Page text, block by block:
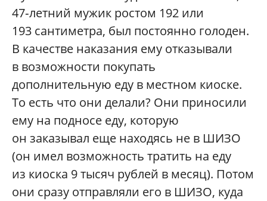
47‑летний мужик ростом 192 или
193 сантиметра, был постоянно голоден.
В качестве наказания ему отказывали
в возможности покупать
дополнительную еду в местном киоске.
То есть что они делали? Они приносили
ему на подносе еду, которую
он заказывал еще находясь не в ШИЗО
(он имел возможность тратить на еду
из киоска 9 тысяч рублей в месяц). Потом
они сразу отправляли его в ШИЗО, куда